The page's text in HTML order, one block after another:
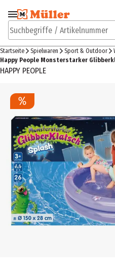
Zur Navigation
springen
Suchbegriffe / Artikelnummer
Startseite Spielwaren Sport & Outdoor
Happy People Monsterstarker
HAPPY PEOPLE